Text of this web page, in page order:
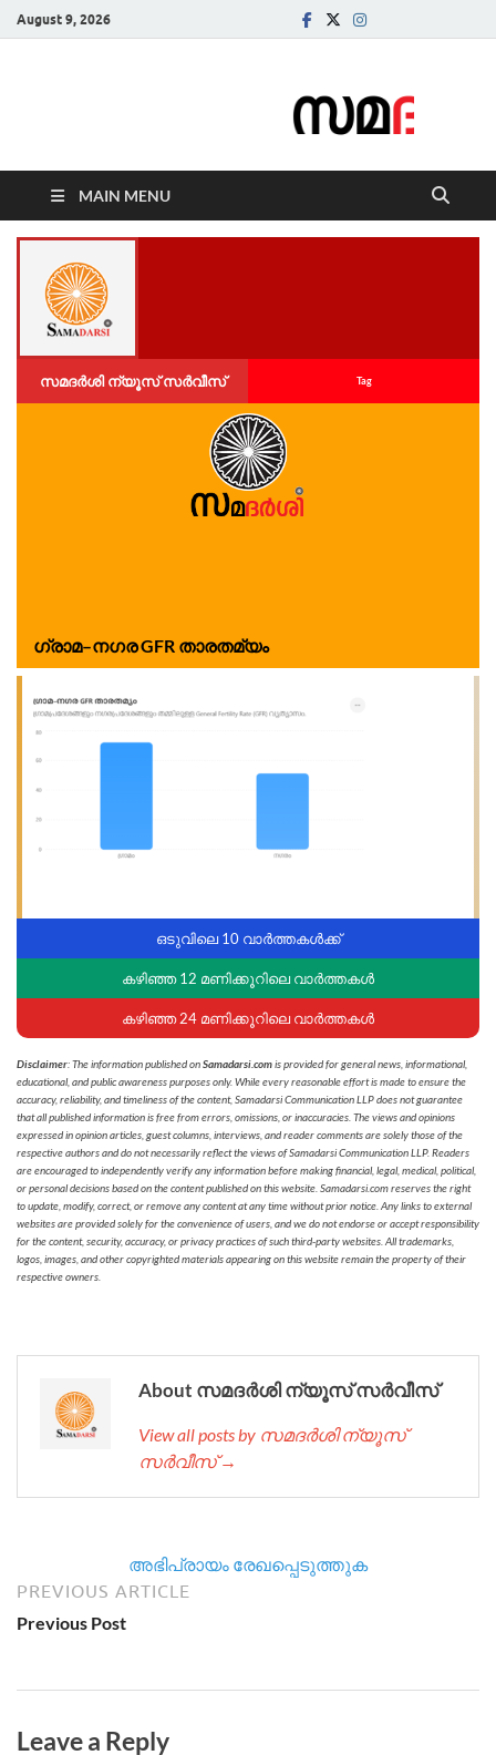
August 9, 2026
MAIN MENU
സമദർശി ന്യൂസ് സർവീസ് Tag
ഗ്രാമ–നഗര GFR താരതമ്യം
ഒടുവിലെ 10 വാർത്തകൾക്ക്
കഴിഞ്ഞ 12 മണിക്കൂറിലെ വാർത്തകൾ
കഴിഞ്ഞ 24 മണിക്കൂറിലെ വാർത്തകൾ
Disclaimer: The information published onSamadarsi.comis provided for general news, informational,
educational, and public awareness purposes only. While every reasonable effort is made to ensure the
accuracy, reliability, and timeliness of the content, Samadarsi Communication LLP does not guarantee
that all published information is free from errors, omissions, or inaccuracies. The views and opinions
expressed in opinion articles, guest columns, interviews, and reader comments are solely those of the
respective authors and do not necessarily reflect the views of Samadarsi Communication LLP. Readers
are encouraged to independently verify any information before making financial, legal, medical, political,
or personal decisions based on the content published on this website. Samadarsi.com reserves the right
to update, modify, correct, or remove any content at any time without prior notice. Any links to external
websites are provided solely for the convenience of users, and we do not endorse or accept responsibility
for the content, security, accuracy, or privacy practices of such third-party websites. All trademarks,
logos, images, and other copyrighted materials appearing on this website remain the property of their
respective owners.
About സമദർശി ന്യൂസ് സർവീസ്
View all posts by സമദർശി ന്യൂസ്
സർവീസ് →
അഭിപ്രായം രേഖപ്പെടുത്തുക
PREVIOUS ARTICLE
Previous Post
Leave a Reply